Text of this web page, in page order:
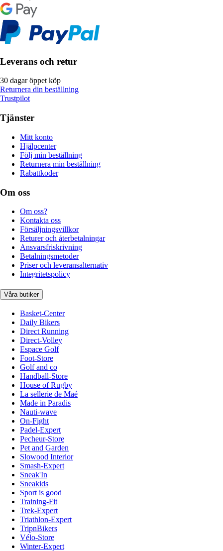
Leverans och retur
30 dagar öppet köp
Returnera din beställning
Trustpilot
Tjänster
Mitt konto
Hjälpcenter
Följ min beställning
Returnera min beställning
Rabattkoder
Om oss
Om oss?
Kontakta oss
Försäljningsvillkor
Returer och återbetalningar
Ansvarsfriskrivning
Betalningsmetoder
Priser och leveransalternativ
Integritetspolicy
Våra butiker
Basket-Center
Daily Bikers
Direct Running
Direct-Volley
Espace Golf
Foot-Store
Golf and co
Handball-Store
House of Rugby
La sellerie de Maé
Made in Paradis
Nauti-wave
On-Fight
Padel-Expert
Pecheur-Store
Pet and Garden
Slowood Interior
Smash-Expert
Sneak'In
Sneakids
Sport is good
Training-Fit
Trek-Expert
Triathlon-Expert
TripnBikers
Vélo-Store
Winter-Expert